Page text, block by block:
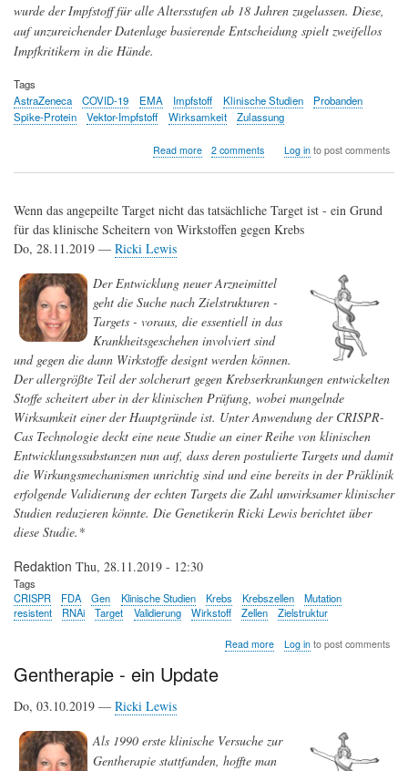
wurde der Impfstoff für alle Altersstufen ab 18 Jahren zugelassen. Diese,
auf unzureichender Datenlage basierende Entscheidung spielt zweifellos
Impfkritikern in die Hände.
Tags
AstraZeneca
COVID-19 EMA Impfstoff Klinische Studien
Probanden
Spike-Protein
Vektor-Impfstoff Wirksamkeit Zulassung
Read moreabout
für
ältere/kranke
Bevölkerungsgruppen:
für
alle
EU-
Bürger
ab
18
Jahren
freigegeben
2 comments Log into post comments
Wenn das angepeilte Target nicht das tatsächliche Target ist - ein Grund
für das klinische Scheitern von Wirkstoffen gegen Krebs
Do, 28.11.2019 — Ricki Lewis
Der Entwicklung neuer Arzneimittel
geht die Suche nach Zielstrukturen -
Targets - voraus, die essentiell in das
Krankheitsgeschehen involviert sind
und gegen die dann Wirkstoffe designt werden können.
Der allergrößte Teil der solcherart gegen Krebserkrankungen entwickelten
Stoffe scheitert aber in der klinischen Prüfung, wobei mangelnde
Wirksamkeit einer der Hauptgründe ist. Unter Anwendung der CRISPR-
Cas Technologie deckt eine neue Studie an einer Reihe von klinischen
Entwicklungssubstanzen nun auf, dass deren postulierte Targets und damit
die Wirkungsmechanismen unrichtig sind und eine bereits in der Präklinik
erfolgende Validierung der echten Targets die Zahl unwirksamer klinischer
Studien reduzieren könnte. Die Genetikerin Ricki Lewis berichtet über
diese Studie.*
Redaktion Thu, 28.11.2019 - 12:30
Tags
CRISPR
FDA Gen Klinische Studien Krebs Krebszellen
Mutation
resistent
RNAi Target Validierung Wirkstoff Zellen Zielstruktur
Read moreabout
Wenn
tatsächliche
Target
Log into post comments
Gentherapie - ein Update
Do, 03.10.2019 — Ricki Lewis
Als 1990 erste klinische Versuche zur
Gentherapie stattfanden, hoffte man